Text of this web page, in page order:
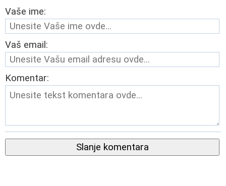
Vaše ime:
Vaš email:
Komentar:
Slanje komentara